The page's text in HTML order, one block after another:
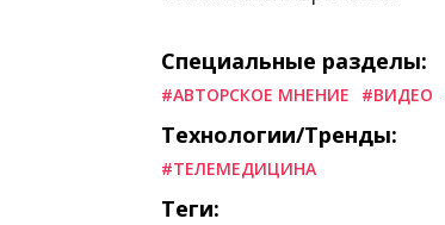
Специальные разделы:
#АВТОРСКОЕ МНЕНИЕ #ВИДЕО
Технологии/Тренды:
#ТЕЛЕМЕДИЦИНА
Теги: